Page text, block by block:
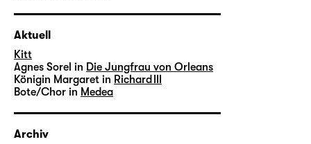
Aktuell
Kitt
Agnes Sorel in Die Jungfrau von Orleans
Königin Margaret in Richard III
Bote/Chor in Medea
Archiv